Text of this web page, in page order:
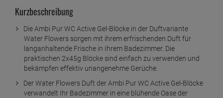
Kurzbeschreibung
Die Ambi Pur WC Active Gel-Blöcke in der Duftvariante
Water Flowers sorgen mit ihrem erfrischenden Duft für
langanhaltende Frische in Ihrem Badezimmer. Die
praktischen 2x45g Blöcke sind einfach zu verwenden und
bekämpfen effektiv unangenehme Gerüche.
Der Water Flowers Duft der Ambi Pur WC Active Gel-Blöcke
verwandelt Ihr Badezimmer in eine blühende Oase der